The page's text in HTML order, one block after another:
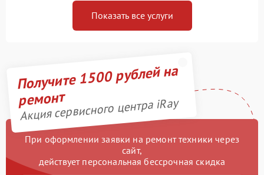
Показать все услуги
Получите 1500 рублей на
ремонт
Акция сервисного центра iRay
При оформлении заявки на ремонт техники через
сайт,
действует персональная бессрочная скидка